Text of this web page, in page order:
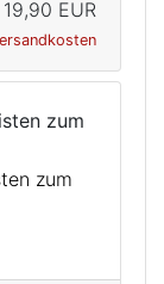
19,90 EUR
zum